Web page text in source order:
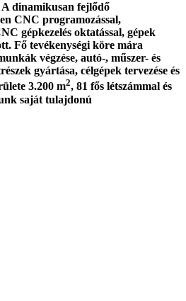
dinamikusan fejlődő
CNC programozással,
gépkezelés oktatással, gépek
Fő tevékenységi köre mára
végzése, autó-, műszer- és
gyártása, célgépek tervezése és
3.200 m2, 81 fős létszámmal és
saját tulajdonú